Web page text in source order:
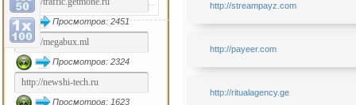
Просмотров: 2451
Просмотров: 2324
Просмотров: 1623
http://streampayz.com
http://payeer.com
http://ritualagency.ge